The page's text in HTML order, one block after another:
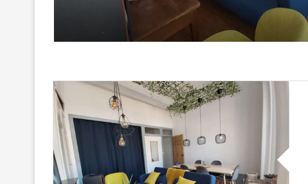
Idées pour aménager une pièce de vie
0 Commentaires